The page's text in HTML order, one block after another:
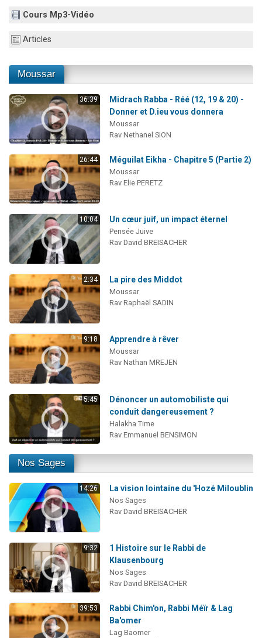
Cours Mp3-Vidéo
Articles
Moussar
36:39
Midrach Rabba - Réé (12, 19 & 20) -
Donner et D.ieu vous donnera
Moussar
Rav Nethanel SION
26:44 Méguilat Eikha - Chapitre 5 (Partie 2)
Moussar
Rav Elie PERETZ
10:04 Un cœur juif, un impact éternel
Pensée Juive
Rav David BREISACHER
2:34 La pire des Middot
Moussar
Rav Raphaël SADIN
9:18 Apprendre à rêver
Moussar
Rav Nathan MREJEN
5:45
Dénoncer un automobiliste qui
conduit dangereusement ?
Halakha Time
Rav Emmanuel BENSIMON
Nos Sages
14:26 La vision lointaine du 'Hozé Miloublin
Nos Sages
Rav David BREISACHER
9:32
1 Histoire sur le Rabbi de
Klausenbourg
Nos Sages
Rav David BREISACHER
39:53
Rabbi Chim'on, Rabbi Méïr & Lag
Ba'omer
Lag Baomer